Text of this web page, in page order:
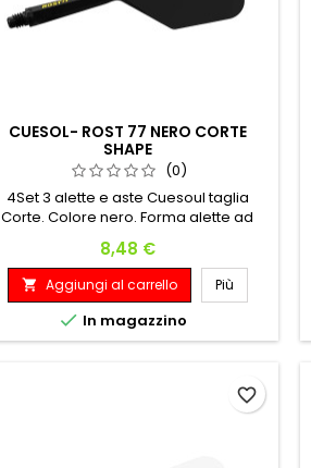
CUESOL- ROST 77 NERO CORTE
SHAPE
(0)
4Set 3 alette e aste Cuesoul taglia
Corte. Colore nero. Forma alette ad
alta resistenza
Prezzo
8,48 €
 Aggiungi al carrello Più
 In magazzino
favorite_border